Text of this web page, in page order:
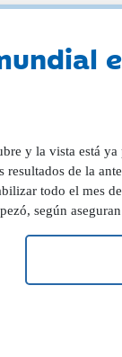
y la vista está ya
de la
todo el mes
según